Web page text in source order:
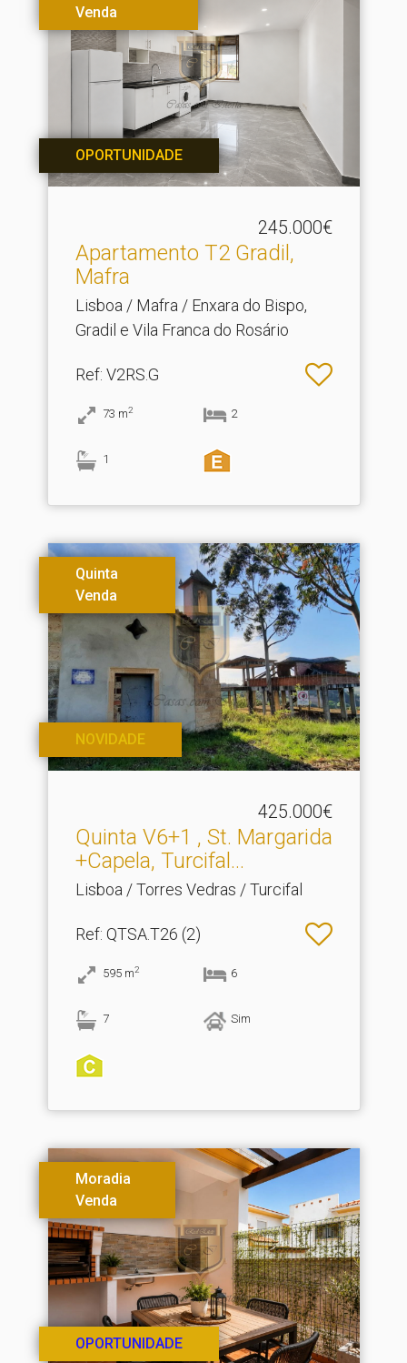
Venda
OPORTUNIDADE
245.000€
Apartamento T2 Gradil,
Mafra
Lisboa / Mafra / Enxara do Bispo,
Gradil e Vila Franca do Rosário
Ref: V2RS.G
73 m2 2
1
Quinta
Venda
NOVIDADE
425.000€
Quinta V6+1 , St.​ Margarida
+Capela, Turcifal...
Lisboa / Torres Vedras / Turcifal
Ref: QTSA.T26 (2)
595 m2 6
7 Sim
Moradia
Venda
OPORTUNIDADE